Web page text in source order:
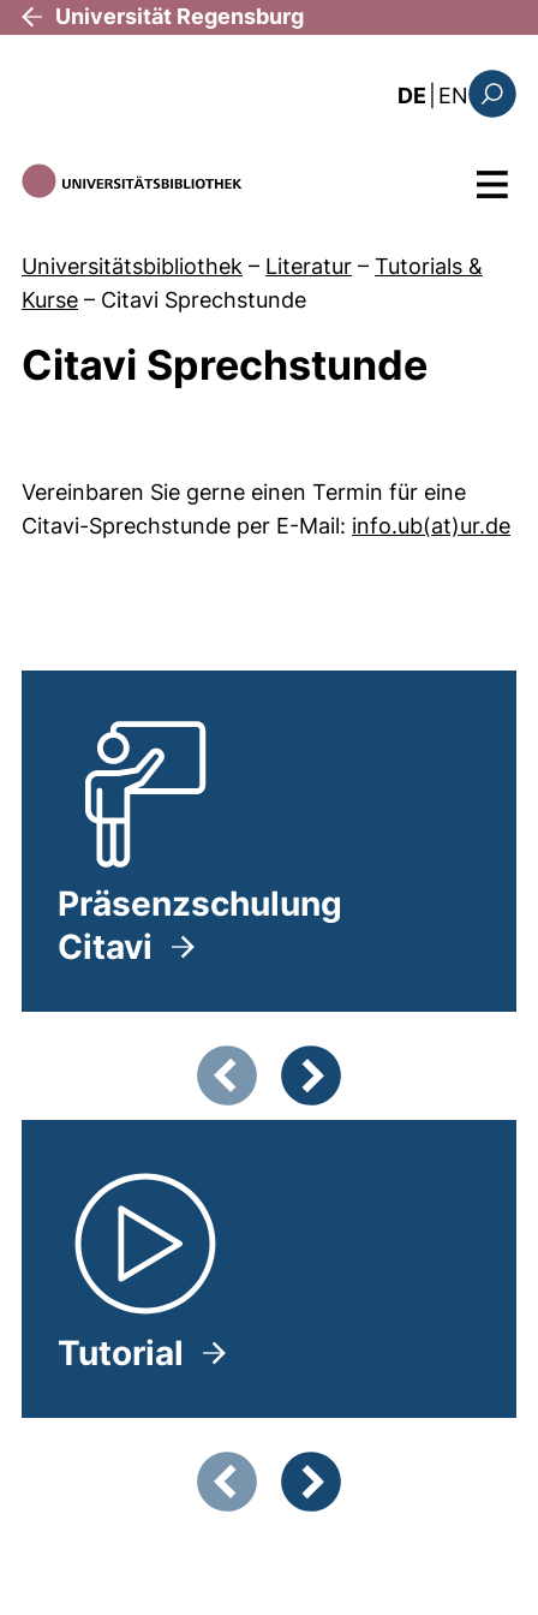
Direkt zum Inhalt
Universität Regensburg
DE EN: the
Menü
Universitätsbibliothek – Literatur – Tutorials &
Kurse – Citavi Sprechstunde
Citavi Sprechstunde
Vereinbaren Sie gerne einen Termin für eine
Citavi-Sprechstunde per E-Mail: info.ub​(at)​ur.de
Präsenzschulung
Citavi
Zeigt Folie 1 von 5
Vorherige Artikel
Nächste Artikel
Tutorial
Zeigt Folie 1 von 2